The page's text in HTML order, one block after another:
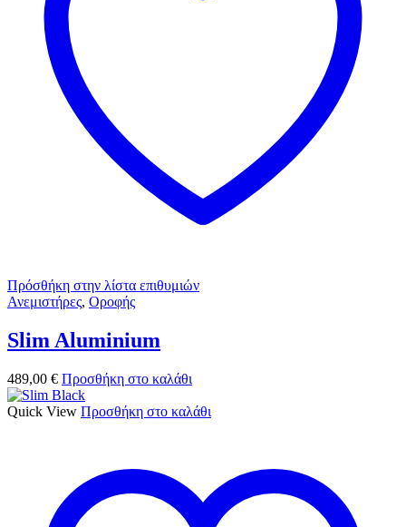
Πρόσθήκη στην λίστα επιθυμιών
Ανεμιστήρες, Οροφής
Slim Aluminium
489,00 € Προσθήκη στο καλάθι
Quick View Προσθήκη στο καλάθι